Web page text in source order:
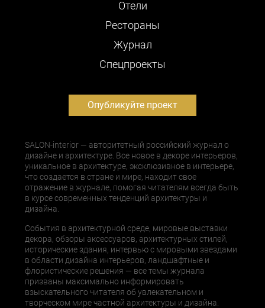
Отели
Рестораны
Журнал
Cпецпроекты
Опубликуйте проект
SALON-interior — авторитетный российский журнал о
дизайне и архитектуре. Все новое в декоре интерьеров,
уникальное в архитектуре, эксклюзивное в интерьере,
что создается в стране и мире, находит свое
отражение в журнале, помогая читателям всегда быть
в курсе современных тенденций архитектуры и
дизайна.
События в архитектурной среде, мировые выставки
декора, обзоры аксессуаров, архитектурных стилей,
исторические здания, интервью с мировыми звездами
в области дизайна интерьеров, ландшафтные и
флористические решения — все темы журнала
призваны максимально информировать
взыскательного читателя об увлекательном и
творческом мире частной архитектуры и дизайна.